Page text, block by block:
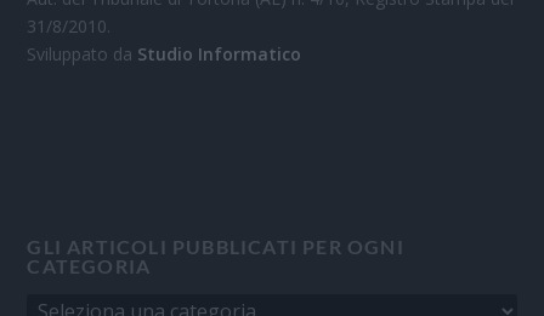
31/8/2010.
Sviluppato da Studio Informatico
GLI ARTICOLI PUBBLICATI PER OGNI
CATEGORIA